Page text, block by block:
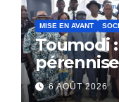
MISE EN AVANT
Toumodi
6 AOÛT 2026